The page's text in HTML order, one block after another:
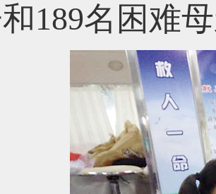
189名困难